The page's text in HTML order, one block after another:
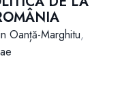
Oanță-Marghitu,